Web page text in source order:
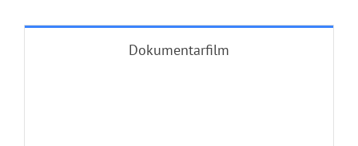
Dokumentarfilm